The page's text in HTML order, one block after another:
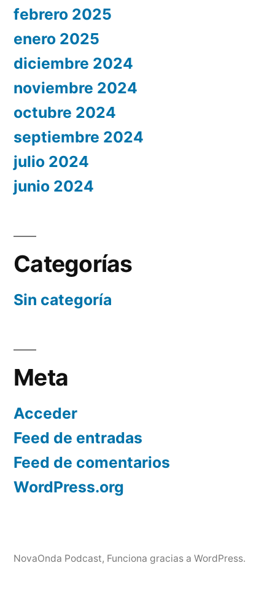
febrero 2025
enero 2025
diciembre 2024
noviembre 2024
octubre 2024
septiembre 2024
julio 2024
junio 2024
Categorías
Sin categoría
Meta
Acceder
Feed de entradas
Feed de comentarios
WordPress.org
NovaOnda Podcast, Funciona gracias a WordPress.